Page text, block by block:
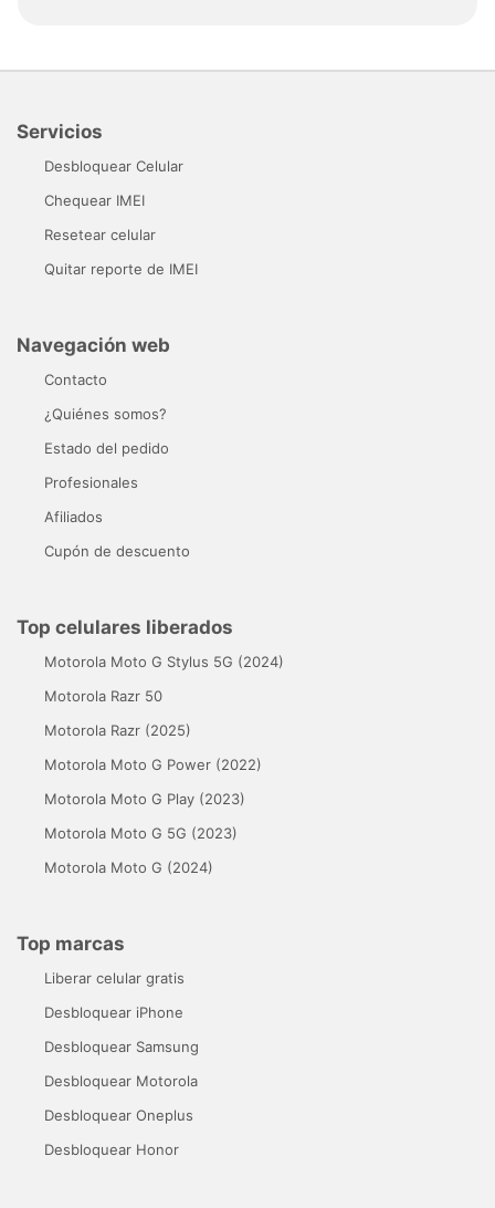
Servicios
Desbloquear Celular
Chequear IMEI
Resetear celular
Quitar reporte de IMEI
Navegación web
Contacto
¿Quiénes somos?
Estado del pedido
Profesionales
Afiliados
Cupón de descuento
Top celulares liberados
Motorola Moto G Stylus 5G (2024)
Motorola Razr 50
Motorola Razr (2025)
Motorola Moto G Power (2022)
Motorola Moto G Play (2023)
Motorola Moto G 5G (2023)
Motorola Moto G (2024)
Top marcas
Liberar celular gratis
Desbloquear iPhone
Desbloquear Samsung
Desbloquear Motorola
Desbloquear Oneplus
Desbloquear Honor